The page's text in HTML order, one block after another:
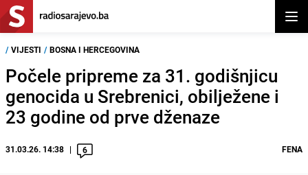
/ VIJESTI / BOSNA I HERCEGOVINA
Počele pripreme za 31. godišnjicu
genocida u Srebrenici, obilježene i
23 godine od prve dženaze
31.03.26. 14:38 6 FENA